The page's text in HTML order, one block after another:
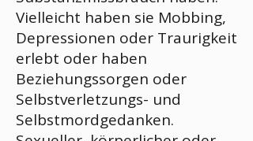
Vielleicht haben sie Mobbing,
Depressionen oder Traurigkeit
erlebt oder haben
Beziehungssorgen oder
Selbstverletzungs- und
Selbstmordgedanken.